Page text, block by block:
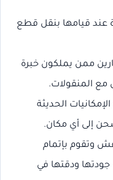
عند قيامها بنقل قطع
ممن يملكون خبرة
مع المنقولات.
الحديثة
إلى أي مكان.
وتقوم بإتمام
ودقتها في